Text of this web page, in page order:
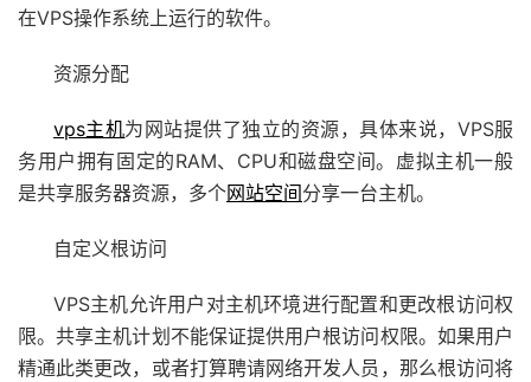
在VPS操作系统上运行的软件。
资源分配
vps主机为网站提供了独立的资源，具体来说，VPS服
务用户拥有固定的RAM、CPU和磁盘空间。虚拟主机一般
是共享服务器资源，多个网站空间分享一台主机。
自定义根访问
VPS主机允许用户对主机环境进行配置和更改根访问权
限。共享主机计划不能保证提供用户根访问权限。如果用户
精通此类更改，或者打算聘请网络开发人员，那么根访问将